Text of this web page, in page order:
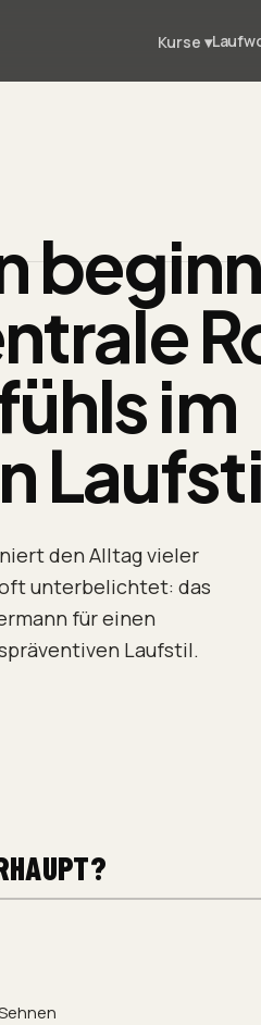
Kurse ▾
im
den Alltag vieler
unterbelichtet: das
für einen
Laufstil.